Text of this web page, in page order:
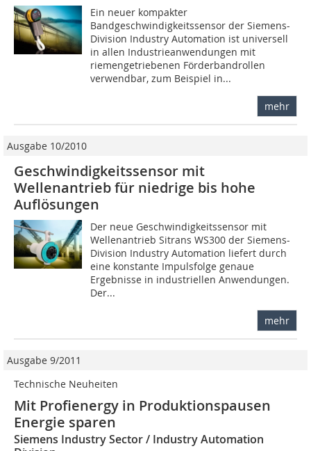
Ein neuer kompakter
Bandgeschwindigkeitssensor der Siemens-
Division Industry Automation ist universell
in allen Industrieanwendungen mit
riemengetriebenen Förderbandrollen
verwendbar, zum Beispiel in...
mehr
Ausgabe 10/2010
Geschwindigkeitssensor mit
Wellenantrieb für niedrige bis hohe
Auflösungen
Der neue Geschwindigkeitssensor mit
Wellenantrieb Sitrans WS300 der Siemens-
Division Industry Automation liefert durch
eine konstante Impulsfolge genaue
Ergebnisse in in­dustriellen Anwendungen.
Der...
mehr
Ausgabe 9/2011
Technische Neuheiten
Mit Profienergy in Produktionspausen
Energie sparen
Siemens Industry Sector / Industry Automation